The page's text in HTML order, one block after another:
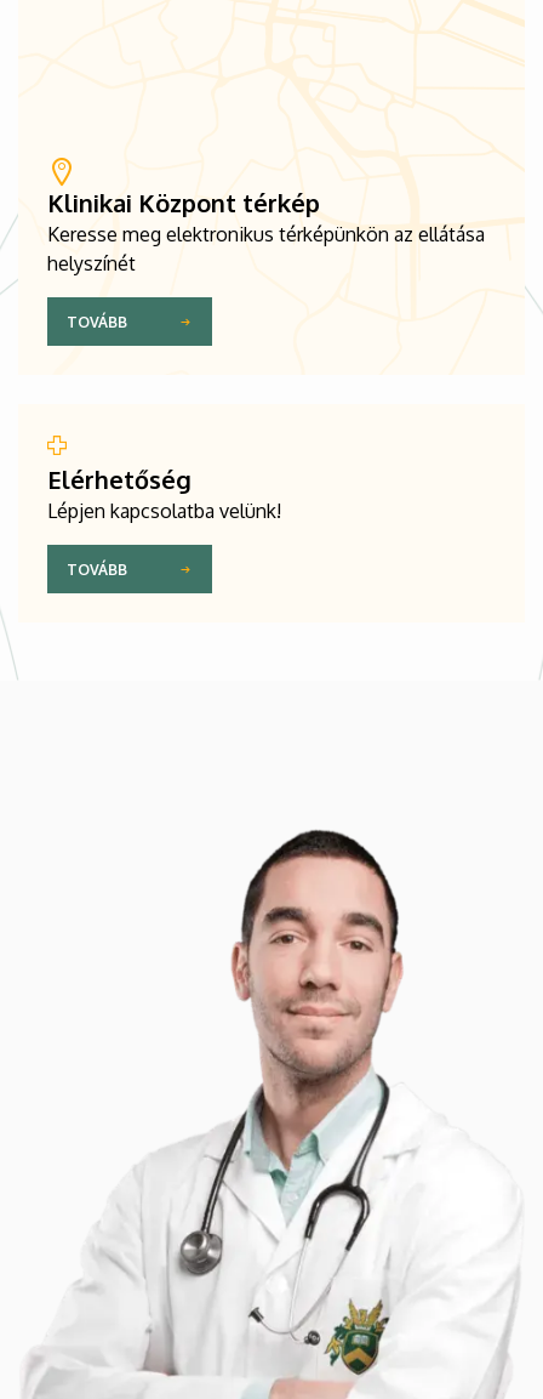
Klinikai Központ térkép
Keresse meg elektronikus térképünkön az ellátása
helyszínét
TOVÁBB
Elérhetőség
Lépjen kapcsolatba velünk!
TOVÁBB